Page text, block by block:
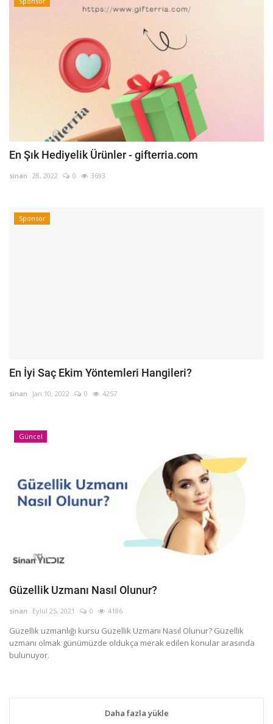
En Şık Hediyelik Ürünler - gifterria.com
sinan 28, 2022 0 3693
Sponsor
En İyi Saç Ekim Yöntemleri Hangileri?
sinan Jan 10, 2022 0 4257
Güncel
Güzellik Uzmanı Nasıl Olunur?
sinan Eylül 25, 2021 0 4186
Güzellik uzmanlığı kursu Güzellik Uzmanı Nasıl Olunur? Güzellik
uzmanı olmak günümüzde oldukça merak edilen konular arasında
bulunuyor.
Daha fazla yükle